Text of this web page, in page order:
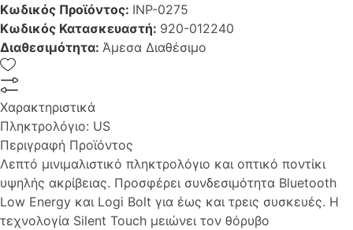
Κωδικός Προϊόντος: INP-0275
Κωδικός Κατασκευαστή: 920-012240
Διαθεσιμότητα: Άμεσα Διαθέσιμο
Χαρακτηριστικά
Πληκτρολόγιο: US
Περιγραφή Προϊόντος
Λεπτό μινιμαλιστικό πληκτρολόγιο και οπτικό ποντίκι
υψηλής ακρίβειας. Προσφέρει συνδεσιμότητα Bluetooth
Low Energy και Logi Bolt για έως και τρεις συσκευές. Η
τεχνολογία Silent Touch μειώνει τον θόρυβο